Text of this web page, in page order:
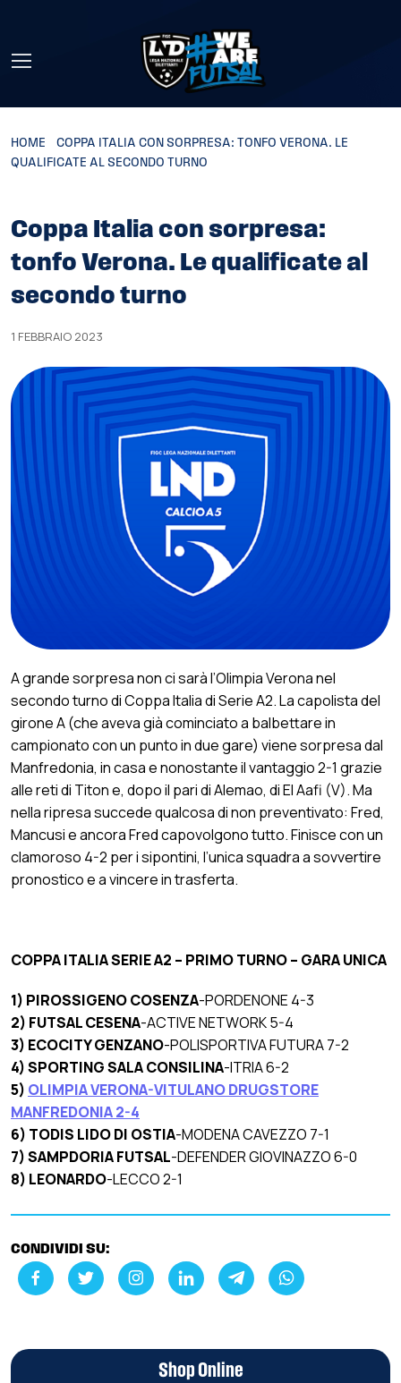
HOME
COPPA ITALIA CON SORPRESA: TONFO VERONA. LE
QUALIFICATE AL SECONDO TURNO
Coppa Italia con sorpresa:
tonfo Verona. Le qualificate al
secondo turno
1 FEBBRAIO 2023
A grande sorpresa non ci sarà l’Olimpia Verona nel
secondo turno di Coppa Italia di Serie A2. La capolista del
girone A (che aveva già cominciato a balbettare in
campionato con un punto in due gare) viene sorpresa dal
Manfredonia, in casa e nonostante il vantaggio 2-1 grazie
alle reti di Titon e, dopo il pari di Alemao, di El Aafi (V). Ma
nella ripresa succede qualcosa di non preventivato: Fred,
Mancusi e ancora Fred capovolgono tutto. Finisce con un
clamoroso 4-2 per i sipontini, l’unica squadra a sovvertire
pronostico e a vincere in trasferta.
COPPA ITALIA SERIE A2 – PRIMO TURNO – GARA UNICA
1) PIROSSIGENO COSENZA-PORDENONE 4-3
2) FUTSAL CESENA-ACTIVE NETWORK 5-4
3) ECOCITY GENZANO-POLISPORTIVA FUTURA 7-2
4) SPORTING SALA CONSILINA-ITRIA 6-2
5) OLIMPIA VERONA-VITULANO DRUGSTORE
MANFREDONIA 2-4
6) TODIS LIDO DI OSTIA-MODENA CAVEZZO 7-1
7) SAMPDORIA FUTSAL-DEFENDER GIOVINAZZO 6-0
8) LEONARDO-LECCO 2-1
CONDIVIDI SU:
Shop Online